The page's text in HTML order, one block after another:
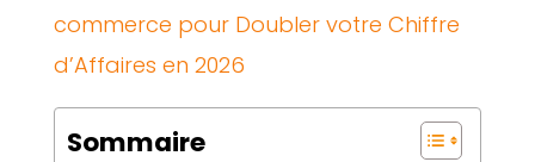
commerce pour Doubler votre Chiffre
d’Affaires en 2026
Sommaire